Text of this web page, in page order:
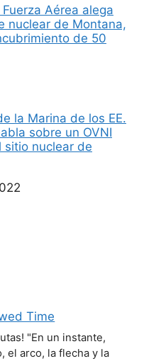
Aérea alega
nuclear de Montana,
de 50
la Marina de los EE.
sobre un OVNI
sitio nuclear de
Time
"En un instante,
el arco, la flecha y la